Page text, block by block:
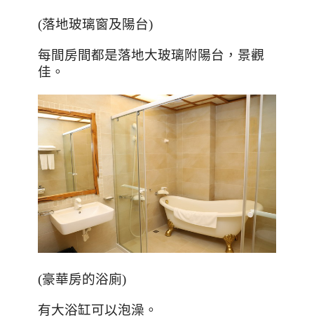
(落地玻璃窗及陽台)
每間房間都是落地大玻璃附陽台，景觀
佳。
(豪華房的浴廁)
有大浴缸可以泡澡。